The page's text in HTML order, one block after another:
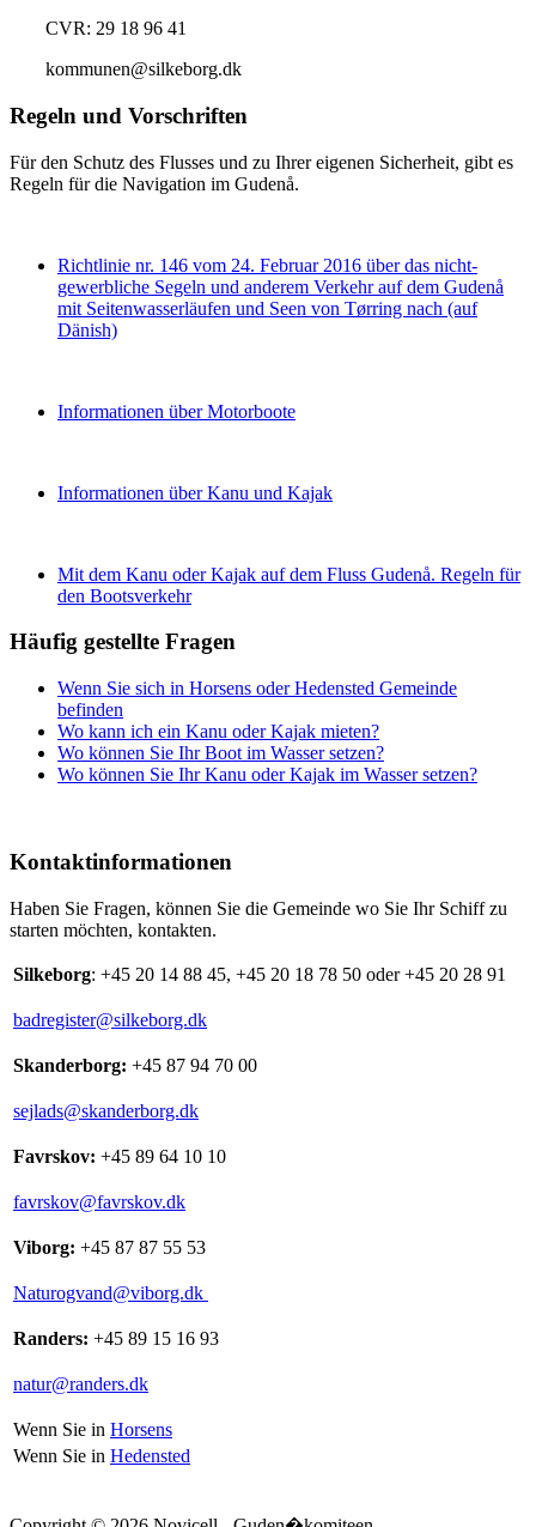
CVR: 29 18 96 41
kommunen@silkeborg.dk
Regeln und Vorschriften
Für den Schutz des Flusses und zu Ihrer eigenen Sicherheit, gibt es
Regeln für die Navigation im Gudenå.
Richtlinie nr. 146 vom 24. Februar 2016 über das nicht-
gewerbliche Segeln und anderem Verkehr auf dem Gudenå
mit Seitenwasserläufen und Seen von Tørring nach (auf
Dänish)
Informationen über Motorboote
Informationen über Kanu und Kajak
Mit dem Kanu oder Kajak auf dem Fluss Gudenå. Regeln für
den Bootsverkehr
Häufig gestellte Fragen
Wenn Sie sich in Horsens oder Hedensted Gemeinde
befinden
Wo kann ich ein Kanu oder Kajak mieten?
Wo können Sie Ihr Boot im Wasser setzen?
Wo können Sie Ihr Kanu oder Kajak im Wasser setzen?
Kontaktinformationen
Haben Sie Fragen, können Sie die Gemeinde wo Sie Ihr Schiff zu
starten möchten, kontakten.
Silkeborg: +45 20 14 88 45, +45 20 18 78 50 oder +45 20 28 91
badregister@silkeborg.dk
Skanderborg: +45 87 94 70 00
sejlads@skanderborg.dk
Favrskov: +45 89 64 10 10
favrskov@favrskov.dk
Viborg: +45 87 87 55 53
Naturogvand@viborg.dk
Randers: +45 89 15 16 93
natur@randers.dk
Wenn Sie in Horsens
Wenn Sie in Hedensted